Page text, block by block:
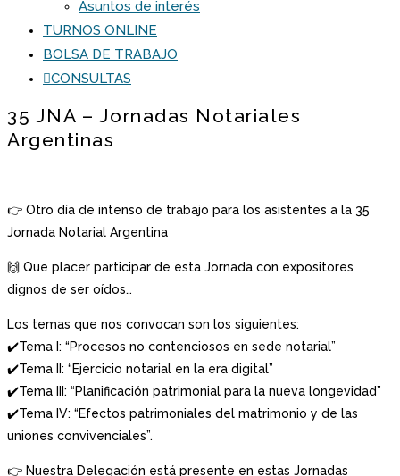
Asuntos de interés
TURNOS ONLINE
BOLSA DE TRABAJO
CONSULTAS
35 JNA – Jornadas Notariales
Argentinas
👉 Otro día de intenso de trabajo para los asistentes a la 35
Jornada Notarial Argentina
🙌 Que placer participar de esta Jornada con expositores
dignos de ser oídos…
Los temas que nos convocan son los siguientes:
✔️Tema I: “Procesos no contenciosos en sede notarial”
✔️Tema II: “Ejercicio notarial en la era digital”
✔️Tema III: “Planificación patrimonial para la nueva longevidad”
✔️Tema IV: “Efectos patrimoniales del matrimonio y de las
uniones convivenciales”.
👉 Nuestra Delegación está presente en estas Jornadas